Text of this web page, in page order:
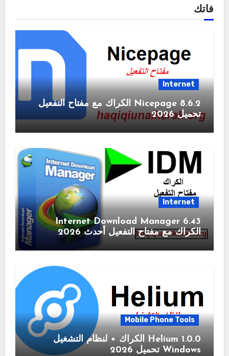
فاتك
Internet
Nicepage 8.6.2 الكراك مع مفتاح التفعيل
تحميل 2026
Internet
6.43 Internet Download Manager
الكراك مع مفتاح التفعيل أحدث 2026
Mobile Phone Tools
1.0.0 Helium الكراك + لنظام التشغيل
Windows تحميل 2026